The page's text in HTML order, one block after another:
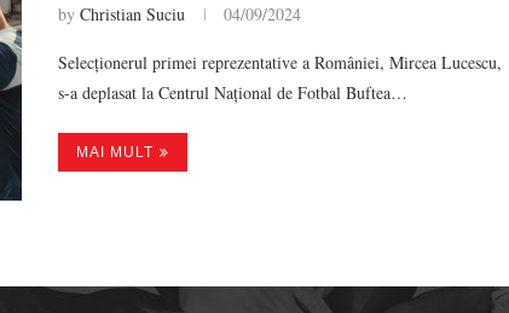
by Christian Suciu 04/09/2024
Selecționerul primei reprezentative a României, Mircea Lucescu,
s-a deplasat la Centrul Național de Fotbal Buftea…
MAI MULT